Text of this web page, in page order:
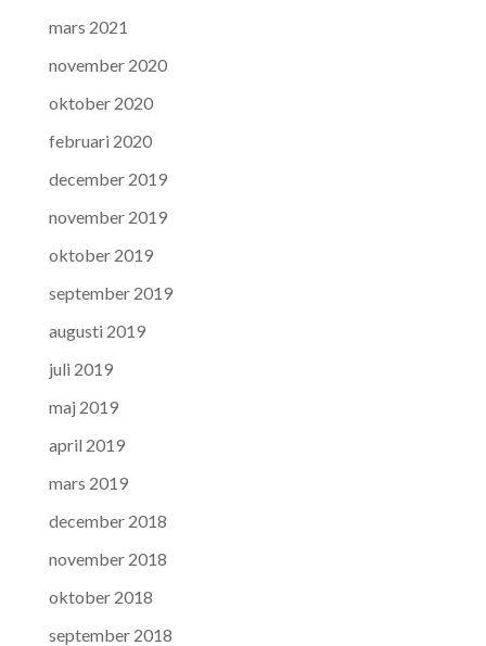
mars 2021
november 2020
oktober 2020
februari 2020
december 2019
november 2019
oktober 2019
september 2019
augusti 2019
juli 2019
maj 2019
april 2019
mars 2019
december 2018
november 2018
oktober 2018
september 2018